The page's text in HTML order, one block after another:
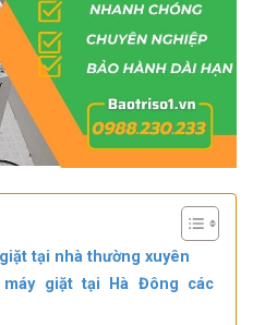
tại nhà thường xuyên
giặt tại Hà Đông các